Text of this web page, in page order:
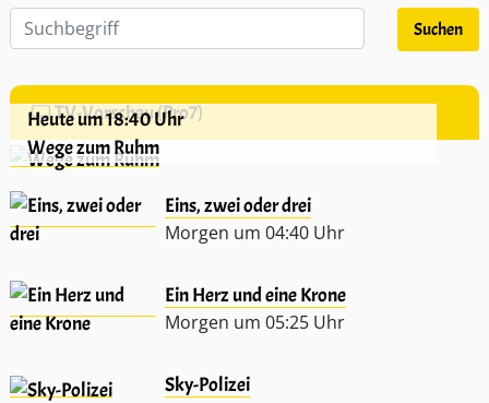
TV-Vorschau (Pro7)
Heute um 18:40 Uhr
Wege zum Ruhm
Eins, zwei oder drei
Morgen um 04:40 Uhr
Ein Herz und eine Krone
Morgen um 05:25 Uhr
Sky-Polizei